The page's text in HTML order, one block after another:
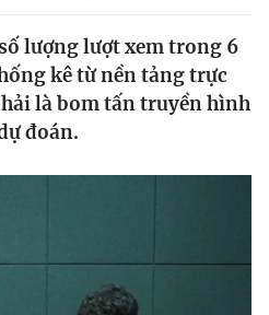
lượng lượt xem trong 6
kê từ nền tảng trực
là bom tấn truyền hình
đoán.